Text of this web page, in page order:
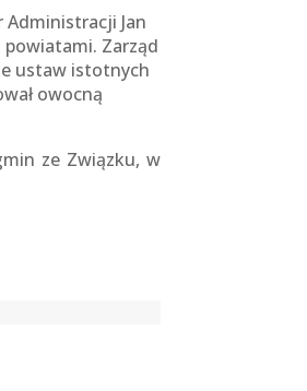
Administracji Jan
powiatami. Zarząd
ustaw istotnych
owocną
ze Związku, w